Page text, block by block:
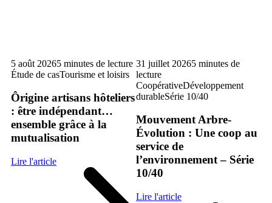
5 août 20265 minutes de lecture
Étude de casTourisme et loisirs
Ôrigine artisans hôteliers
: être indépendant…
ensemble grâce à la
mutualisation
Lire l'article
31 juillet 20265 minutes de
lecture
CoopérativeDéveloppement
durableSérie 10/40
Mouvement Arbre-
Évolution : Une coop au
service de
l’environnement – Série
10/40
Lire l'article